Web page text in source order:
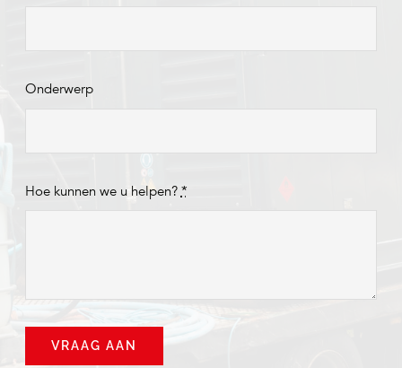
Onderwerp
Hoe kunnen we u helpen? *
VRAAG AAN